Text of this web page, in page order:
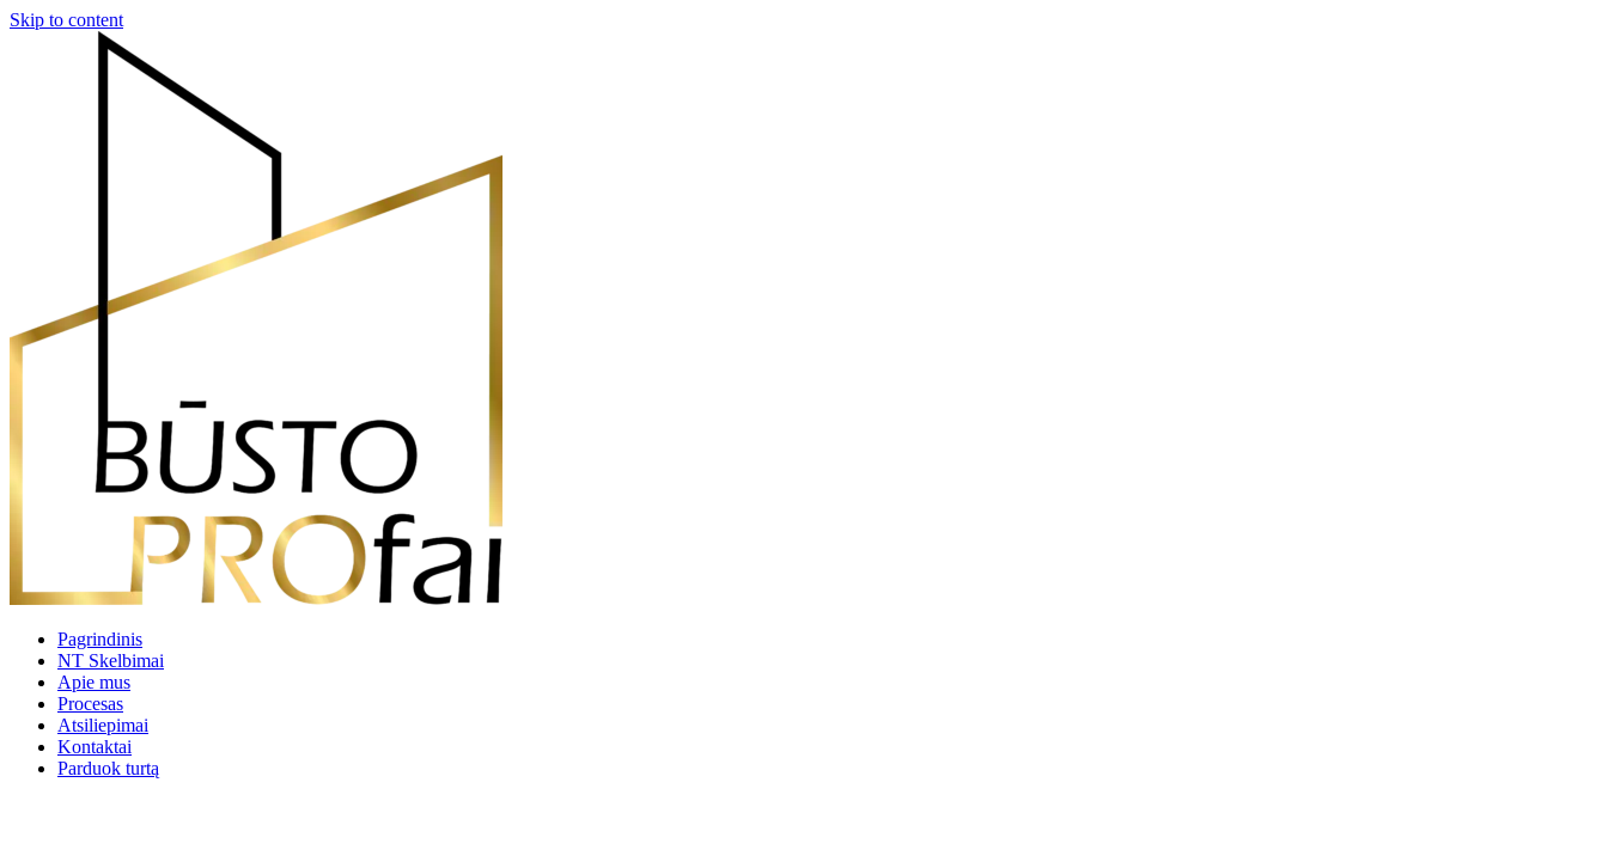
Skip to content
Pagrindinis
NT Skelbimai
Apie mus
Procesas
Atsiliepimai
Kontaktai
Parduok turtą